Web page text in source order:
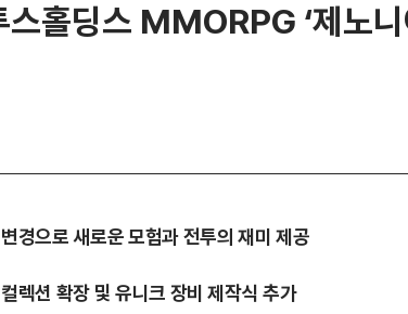
스홀딩스 MMORPG ‘제노니
경으로 새로운 모험과 전투의 재미 제공
렉션 확장 및 유니크 장비 제작식 추가